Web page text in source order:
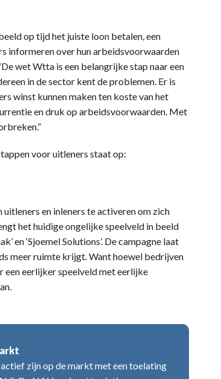
op tijd het juiste loon betalen, een
informeren over hun arbeidsvoorwaarden
wet Wtta is een belangrijke stap naar een
in de sector kent de problemen. Er is
winst kunnen maken ten koste van het
en druk op arbeidsvoorwaarden. Met
voor uitleners staat op:
en inleners te activeren om zich
het huidige ongelijke speelveld in beeld
en ‘Sjoemel Solutions’. De campagne laat
meer ruimte krijgt. Want hoewel bedrijven
een eerlijker speelveld met eerlijke
zijn op de markt met een toelating